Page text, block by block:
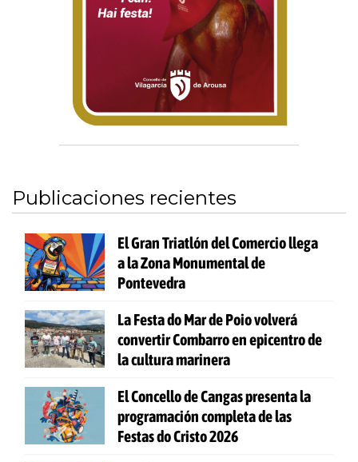
Publicaciones recientes
El Gran Triatlón del Comercio llega
a la Zona Monumental de
Pontevedra
La Festa do Mar de Poio volverá
convertir Combarro en epicentro de
la cultura marinera
El Concello de Cangas presenta la
programación completa de las
Festas do Cristo 2026